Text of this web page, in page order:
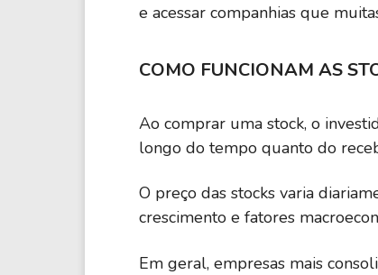
e acessar companhias que
COMO FUNCIONAM AS
Ao comprar uma stock, o
longo do tempo quanto do
O preço das stocks varia
crescimento e fatores
Em geral, empresas mais